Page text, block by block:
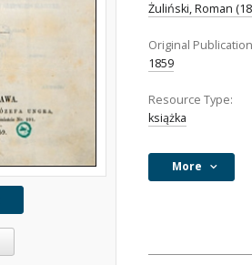
Żuliński, Roman
Original
1859
Resource Type:
książka
More